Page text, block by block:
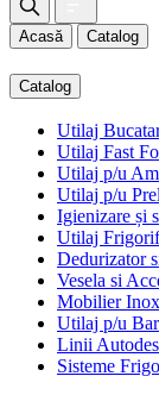
Acasă Catalog
Catalog
Utilaj
Utilaj Fast
Utilaj p/u
Utilaj p/u
Igienizare și
Utilaj
Dedurizator
Vesela si
Mobilier Inox
Utilaj p/u Bar
Linii
Sisteme